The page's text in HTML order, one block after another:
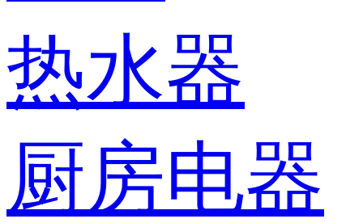
热水器
厨房电器